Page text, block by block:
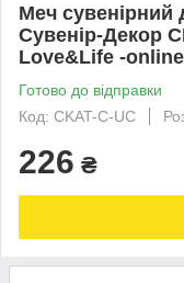
Меч сувенірний
Сувенір-Декор
Love&Life -
Готово до відправки
Код: CKAT-C-UC
226 ₴